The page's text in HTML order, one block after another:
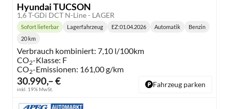
Hyundai TUCSON
1,6 T-GDi DCT N-Line - LAGER
30.990,– €
inkl. 19% MwSt.
Lieferzeit:
Sofort lieferbar Lagerfahrzeug EZ:01.04.2026
Getriebe:
Automatik
Kraftstoff:
Benzin
Kilometerstand:
20 km
Verbrauch kombiniert: 7,10 l/100km
CO2-Klasse: F
CO2-Emissionen: 161,00 g/km
Fahrzeug parken